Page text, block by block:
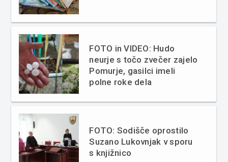
FOTO in VIDEO: Hudo
neurje s točo zvečer zajelo
Pomurje, gasilci imeli
polne roke dela
FOTO: Sodišče oprostilo
Suzano Lukovnjak v sporu
s knjižnico